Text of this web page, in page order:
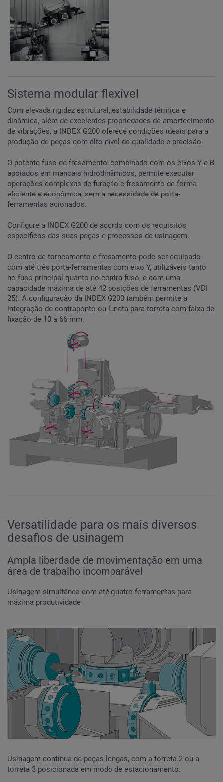
Sistema modular flexível
Com elevada rigidez estrutural, estabilidade térmica e
dinâmica, além de excelentes propriedades de amortecimento
de vibrações, a INDEX G200 oferece condições ideais para a
produção de peças com alto nível de qualidade e precisão.
O potente fuso de fresamento, combinado com os eixos Y e B
apoiados em mancais hidrodinâmicos, permite executar
operações complexas de furação e fresamento de forma
eficiente e econômica, sem a necessidade de porta-
ferramentas acionados.
Configure a INDEX G200 de acordo com os requisitos
específicos das suas peças e processos de usinagem.
O centro de torneamento e fresamento pode ser equipado
com até três porta-ferramentas com eixo Y, utilizáveis tanto
no fuso principal quanto no contra-fuso, e com uma
capacidade máxima de até 42 posições de ferramentas (VDI
25). A configuração da INDEX G200 também permite a
integração de contraponto ou luneta para torreta com faixa de
fixação de 10 a 66 mm.
Versatilidade para os mais diversos
desafios de usinagem
Ampla liberdade de movimentação em uma
área de trabalho incomparável
Usinagem simultânea com até quatro ferramentas para
máxima produtividade
Usinagem contínua de peças longas, com a torreta 2 ou a
torreta 3 posicionada em modo de estacionamento.